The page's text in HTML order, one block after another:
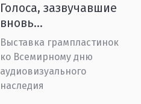
Голоса, зазвучавшие
вновь…
Выставка грампластинок
ко Всемирному дню
аудиовизуального
наследия